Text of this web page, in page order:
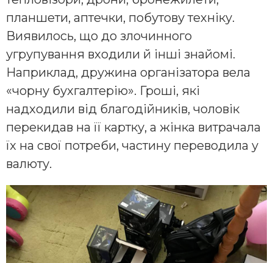
планшети, аптечки, побутову техніку.
Виявилось, що до злочинного
угрупування входили й інші знайомі.
Наприклад, дружина організатора вела
«чорну бухгалтерію». Гроші, які
надходили від благодійників, чоловік
перекидав на її картку, а жінка витрачала
їх на свої потреби, частину переводила у
валюту.